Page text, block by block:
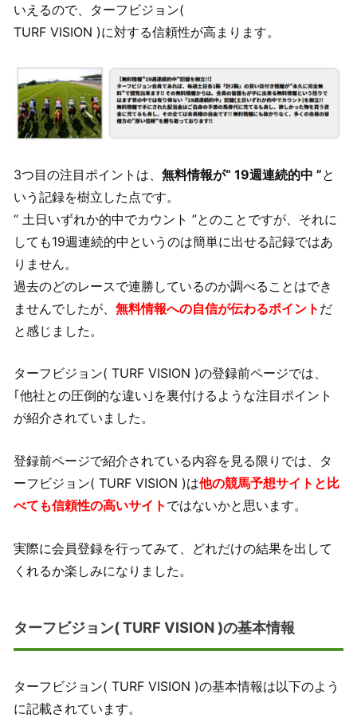
いえるので、ターフビジョン(
TURF VISION )に対する信頼性が高まります。
3つ目の注目ポイントは、 無料情報が“ 19週連続的中 ”と
いう記録を樹立した点です。
“ 土日いずれか的中でカウント ”とのことですが、それに
しても19週連続的中というのは簡単に出せる記録ではあ
りません。
過去のどのレースで連勝しているのか調べることはでき
ませんでしたが、 無料情報への自信が伝わるポイント だ
と感じました。
ターフビジョン( TURF VISION )の登録前ページでは、
｢他社との圧倒的な違い｣を裏付けるような注目ポイント
が紹介されていました。
登録前ページで紹介されている内容を見る限りでは、タ
ーフビジョン( TURF VISION )は他の競馬予想サイトと比
べても信頼性の高いサイト ではないかと思います。
実際に会員登録を行ってみて、どれだけの結果を出して
くれるか楽しみになりました。
ターフビジョン( TURF VISION )の基本情報
ターフビジョン( TURF VISION )の基本情報は以下のよう
に記載されています。